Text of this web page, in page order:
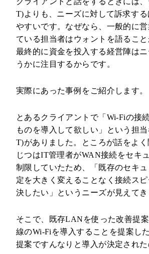
T)よりも、ニーズに対して訴求す
やすいです。なぜなら、一般的に
ている担当者はウォントを語ること
最終的に資金を投入する経営陣は
うかに注目するからです。
実際にあった事例をご紹介します。
とあるクライアントで「Wi-Fiの接
ものを導入して欲しい」という担
T)がありました。ところが話をよく
じつはIT管理者がWAN接続をセキ
制限していたため、「既存のセキ
定を大きく変えることなく接続ス
決したい」というニーズが見えてき
そこで、既存LANを使った改善提
線のWi-Fiを導入することを提案し
提案ですんなりと導入が決定された